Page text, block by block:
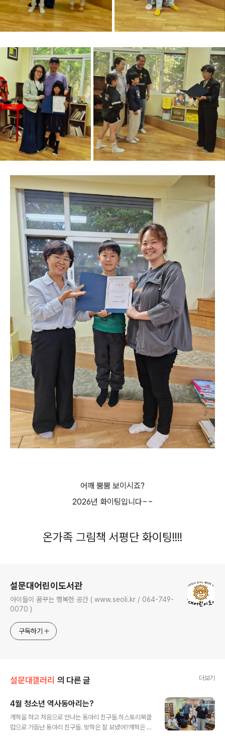
어깨 뿜뿜 보이시죠?
2026년 화이팅입니다~~
온가족 그림책 서평단 화이팅!!!!
설문대어린이도서관
아이들이 꿈꾸는 행복한 공간 ( www.seoli.kr / 064-749-
0070 )
구독하기
설문대갤러리 의 다른 글 더보기
4월 청소년 역사동아리는?
개학을 하고 처음으로 만나는 동아리 친구들.히스토리북클
럽으로 거듭난 동아리 친구들. 방학은 잘 보냈어?개학은 ?